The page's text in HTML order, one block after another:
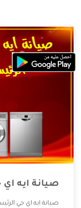
صيانة ايه
صيانة ايه اي جي